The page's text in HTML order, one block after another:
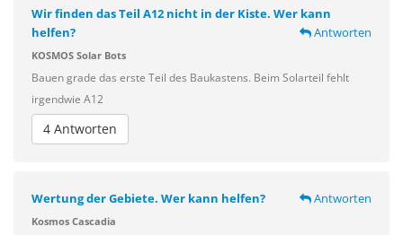
Wir finden das Teil A12 nicht in der Kiste. Wer kann
helfen?
Antworten
KOSMOS Solar Bots
Bauen grade das erste Teil des Baukastens. Beim Solarteil fehlt
irgendwie A12
4 Antworten
Wertung der Gebiete. Wer kann helfen? Antworten
Kosmos Cascadia